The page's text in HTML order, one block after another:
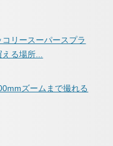
リースーパースプラ
る場所...
ズームまで撮れる